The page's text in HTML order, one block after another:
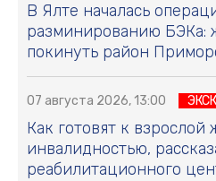
В Ялте началась
разминированию БЭКа:
покинуть район
07 августа 2026, 13:00
Как готовят к взрослой
инвалидностью,
реабилитационного